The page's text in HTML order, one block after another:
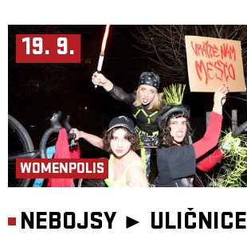
19. 9.
WOMENPOLIS
NEBOJSY ► ULIČNICE